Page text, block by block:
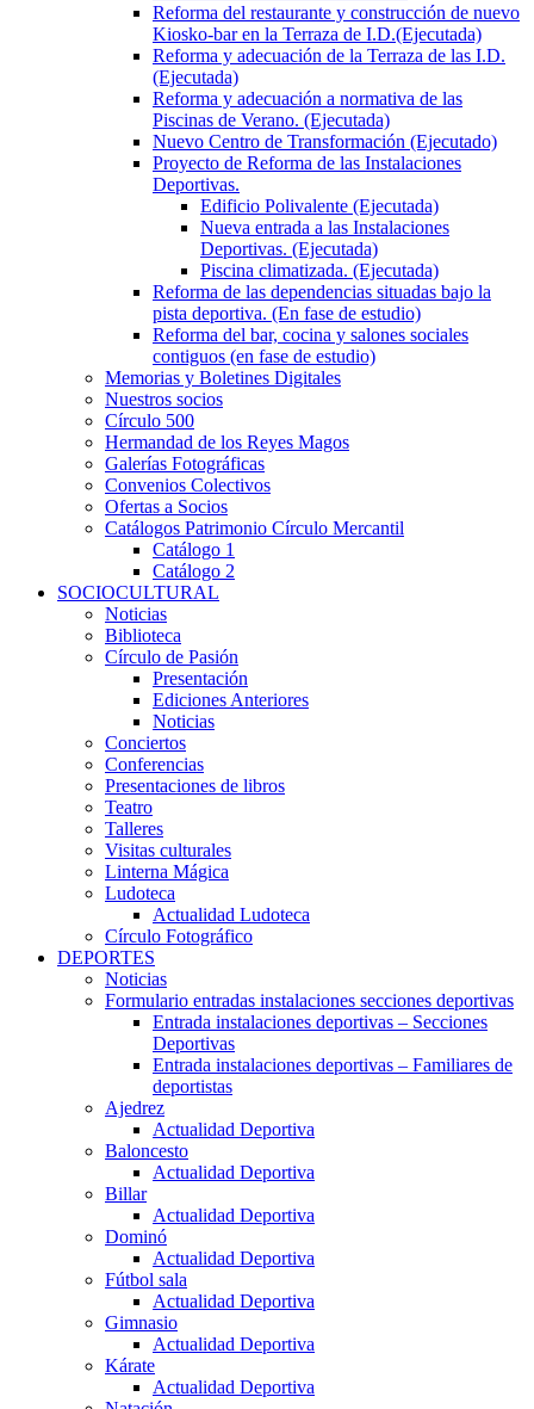
Reforma del restaurante y construcción de nuevo
Kiosko-bar en la Terraza de I.D.(Ejecutada)
Reforma y adecuación de la Terraza de las I.D.
(Ejecutada)
Reforma y adecuación a normativa de las
Piscinas de Verano. (Ejecutada)
Nuevo Centro de Transformación (Ejecutado)
Proyecto de Reforma de las Instalaciones
Deportivas.
Edificio Polivalente (Ejecutada)
Nueva entrada a las Instalaciones
Deportivas. (Ejecutada)
Piscina climatizada. (Ejecutada)
Reforma de las dependencias situadas bajo la
pista deportiva. (En fase de estudio)
Reforma del bar, cocina y salones sociales
contiguos (en fase de estudio)
Memorias y Boletines Digitales
Nuestros socios
Círculo 500
Hermandad de los Reyes Magos
Galerías Fotográficas
Convenios Colectivos
Ofertas a Socios
Catálogos Patrimonio Círculo Mercantil
Catálogo 1
Catálogo 2
SOCIOCULTURAL
Noticias
Biblioteca
Círculo de Pasión
Presentación
Ediciones Anteriores
Noticias
Conciertos
Conferencias
Presentaciones de libros
Teatro
Talleres
Visitas culturales
Linterna Mágica
Ludoteca
Actualidad Ludoteca
Círculo Fotográfico
DEPORTES
Noticias
Formulario entradas instalaciones secciones deportivas
Entrada instalaciones deportivas – Secciones
Deportivas
Entrada instalaciones deportivas – Familiares de
deportistas
Ajedrez
Actualidad Deportiva
Baloncesto
Actualidad Deportiva
Billar
Actualidad Deportiva
Dominó
Actualidad Deportiva
Fútbol sala
Actualidad Deportiva
Gimnasio
Actualidad Deportiva
Kárate
Actualidad Deportiva